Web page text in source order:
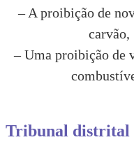
– A proibição de
carvão,
– Uma proibição de
Tribunal distrital